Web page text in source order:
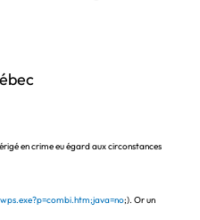
en crime eu égard aux circonstances
;). Or un